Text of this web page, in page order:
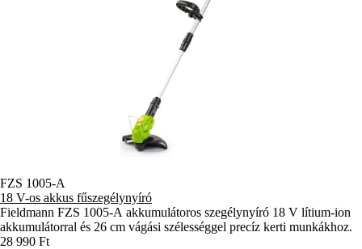
FZS 1005-A
18 V-os akkus fűszegélynyíró
Fieldmann FZS 1005-A akkumulátoros szegélynyíró 18 V lítium-ion
akkumulátorral és 26 cm vágási szélességgel precíz kerti munkákhoz.
28 990 Ft